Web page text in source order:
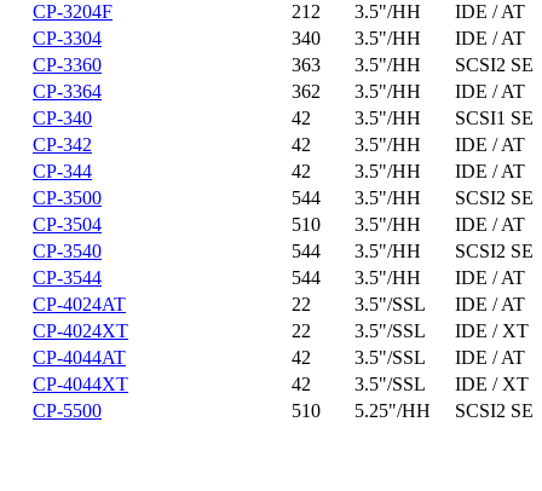
CP-3204F
212 3.5"/HH
IDE / AT
CP-3304
340 3.5"/HH
IDE / AT
CP-3360
363 3.5"/HH
SCSI2 SE
CP-3364
362 3.5"/HH
IDE / AT
CP-340
42 3.5"/HH
SCSI1 SE
CP-342
42 3.5"/HH
IDE / AT
CP-344
42 3.5"/HH
IDE / AT
CP-3500
544 3.5"/HH
SCSI2 SE
CP-3504
510 3.5"/HH
IDE / AT
CP-3540
544 3.5"/HH
SCSI2 SE
CP-3544
544 3.5"/HH
IDE / AT
CP-4024AT
22 3.5"/SSL
IDE / AT
CP-4024XT
22 3.5"/SSL
IDE / XT
CP-4044AT
42 3.5"/SSL
IDE / AT
CP-4044XT
42 3.5"/SSL
IDE / XT
CP-5500
510 5.25"/HH SCSI2 SE